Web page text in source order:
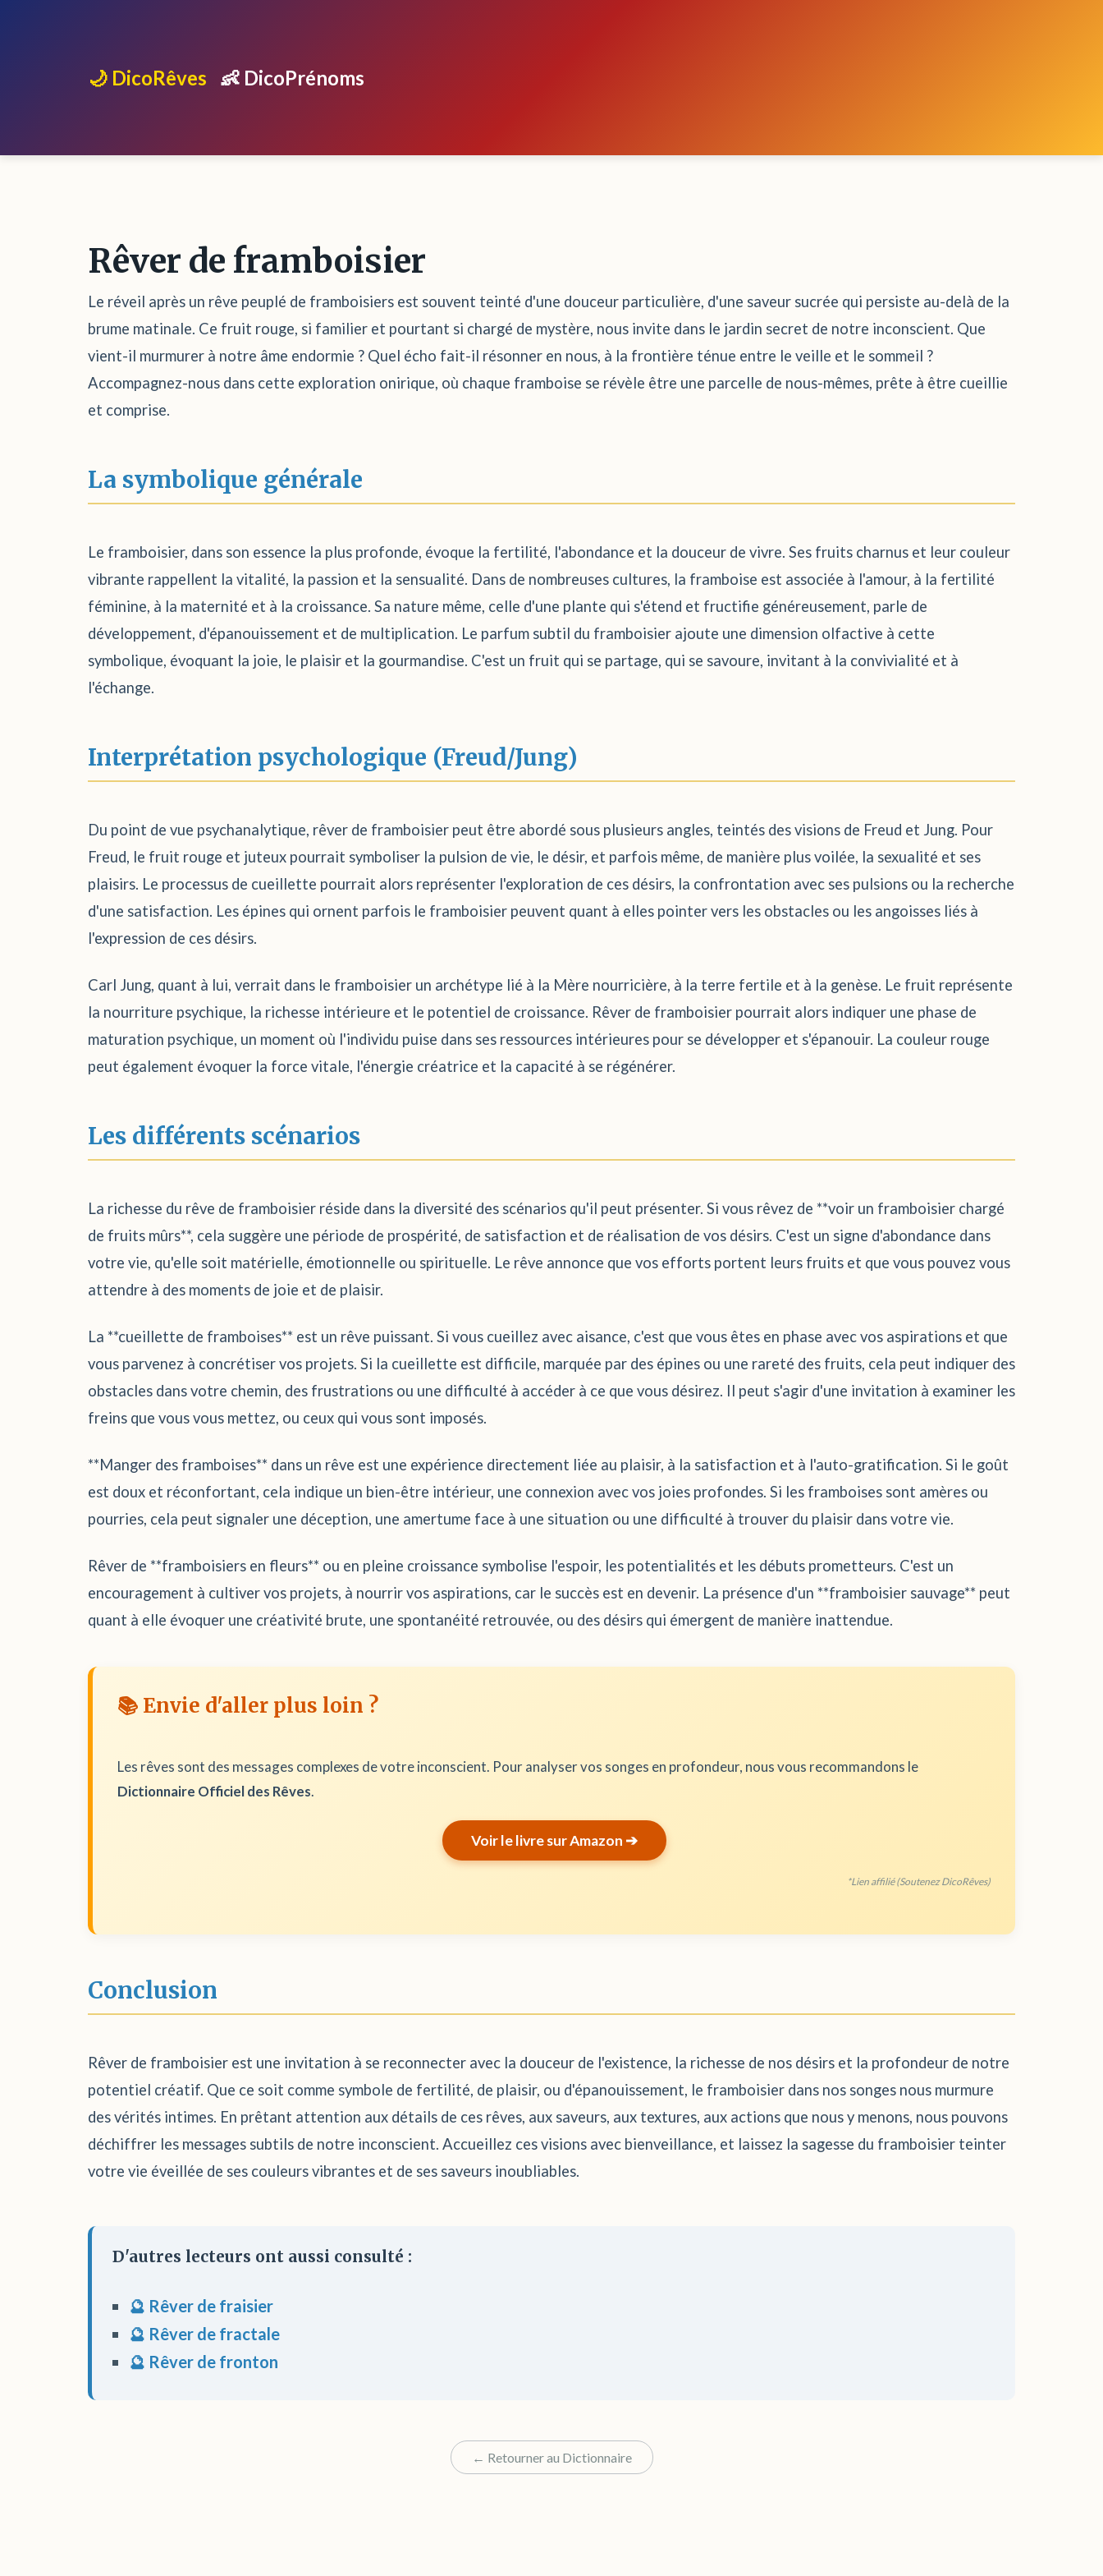
🌙 DicoRêves 👶 DicoPrénoms
Rêver de framboisier
Le réveil après un rêve peuplé de framboisiers est souvent teinté d'une douceur particulière, d'une saveur sucrée qui persiste au-delà de la
brume matinale. Ce fruit rouge, si familier et pourtant si chargé de mystère, nous invite dans le jardin secret de notre inconscient. Que
vient-il murmurer à notre âme endormie ? Quel écho fait-il résonner en nous, à la frontière ténue entre le veille et le sommeil ?
Accompagnez-nous dans cette exploration onirique, où chaque framboise se révèle être une parcelle de nous-mêmes, prête à être cueillie
et comprise.
La symbolique générale
Le framboisier, dans son essence la plus profonde, évoque la fertilité, l'abondance et la douceur de vivre. Ses fruits charnus et leur couleur
vibrante rappellent la vitalité, la passion et la sensualité. Dans de nombreuses cultures, la framboise est associée à l'amour, à la fertilité
féminine, à la maternité et à la croissance. Sa nature même, celle d'une plante qui s'étend et fructifie généreusement, parle de
développement, d'épanouissement et de multiplication. Le parfum subtil du framboisier ajoute une dimension olfactive à cette
symbolique, évoquant la joie, le plaisir et la gourmandise. C'est un fruit qui se partage, qui se savoure, invitant à la convivialité et à
l'échange.
Interprétation psychologique (Freud/Jung)
Du point de vue psychanalytique, rêver de framboisier peut être abordé sous plusieurs angles, teintés des visions de Freud et Jung. Pour
Freud, le fruit rouge et juteux pourrait symboliser la pulsion de vie, le désir, et parfois même, de manière plus voilée, la sexualité et ses
plaisirs. Le processus de cueillette pourrait alors représenter l'exploration de ces désirs, la confrontation avec ses pulsions ou la recherche
d'une satisfaction. Les épines qui ornent parfois le framboisier peuvent quant à elles pointer vers les obstacles ou les angoisses liés à
l'expression de ces désirs.
Carl Jung, quant à lui, verrait dans le framboisier un archétype lié à la Mère nourricière, à la terre fertile et à la genèse. Le fruit représente
la nourriture psychique, la richesse intérieure et le potentiel de croissance. Rêver de framboisier pourrait alors indiquer une phase de
maturation psychique, un moment où l'individu puise dans ses ressources intérieures pour se développer et s'épanouir. La couleur rouge
peut également évoquer la force vitale, l'énergie créatrice et la capacité à se régénérer.
Les différents scénarios
La richesse du rêve de framboisier réside dans la diversité des scénarios qu'il peut présenter. Si vous rêvez de **voir un framboisier chargé
de fruits mûrs**, cela suggère une période de prospérité, de satisfaction et de réalisation de vos désirs. C'est un signe d'abondance dans
votre vie, qu'elle soit matérielle, émotionnelle ou spirituelle. Le rêve annonce que vos efforts portent leurs fruits et que vous pouvez vous
attendre à des moments de joie et de plaisir.
La **cueillette de framboises** est un rêve puissant. Si vous cueillez avec aisance, c'est que vous êtes en phase avec vos aspirations et que
vous parvenez à concrétiser vos projets. Si la cueillette est difficile, marquée par des épines ou une rareté des fruits, cela peut indiquer des
obstacles dans votre chemin, des frustrations ou une difficulté à accéder à ce que vous désirez. Il peut s'agir d'une invitation à examiner les
freins que vous vous mettez, ou ceux qui vous sont imposés.
**Manger des framboises** dans un rêve est une expérience directement liée au plaisir, à la satisfaction et à l'auto-gratification. Si le goût
est doux et réconfortant, cela indique un bien-être intérieur, une connexion avec vos joies profondes. Si les framboises sont amères ou
pourries, cela peut signaler une déception, une amertume face à une situation ou une difficulté à trouver du plaisir dans votre vie.
Rêver de **framboisiers en fleurs** ou en pleine croissance symbolise l'espoir, les potentialités et les débuts prometteurs. C'est un
encouragement à cultiver vos projets, à nourrir vos aspirations, car le succès est en devenir. La présence d'un **framboisier sauvage** peut
quant à elle évoquer une créativité brute, une spontanéité retrouvée, ou des désirs qui émergent de manière inattendue.
📚 Envie d'aller plus loin ?
Les rêves sont des messages complexes de votre inconscient. Pour analyser vos songes en profondeur, nous vous recommandons le
Dictionnaire Officiel des Rêves.
Voir le livre sur Amazon ➔
*Lien affilié (Soutenez DicoRêves)
Conclusion
Rêver de framboisier est une invitation à se reconnecter avec la douceur de l'existence, la richesse de nos désirs et la profondeur de notre
potentiel créatif. Que ce soit comme symbole de fertilité, de plaisir, ou d'épanouissement, le framboisier dans nos songes nous murmure
des vérités intimes. En prêtant attention aux détails de ces rêves, aux saveurs, aux textures, aux actions que nous y menons, nous pouvons
déchiffrer les messages subtils de notre inconscient. Accueillez ces visions avec bienveillance, et laissez la sagesse du framboisier teinter
votre vie éveillée de ses couleurs vibrantes et de ses saveurs inoubliables.
D'autres lecteurs ont aussi consulté :
🔮 Rêver de fraisier
🔮 Rêver de fractale
🔮 Rêver de fronton
← Retourner au Dictionnaire